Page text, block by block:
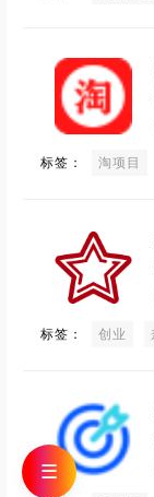
标签： 淘项目
标签： 创业
☰